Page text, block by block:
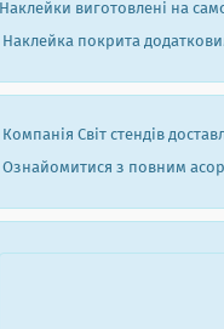
Наклейки виготовлені на
Наклейка покрита
Компанія Світ стендів
Ознайомитися з повним